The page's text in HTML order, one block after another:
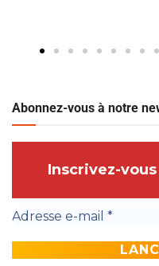
Abonnez-vous à notre
Inscrivez-